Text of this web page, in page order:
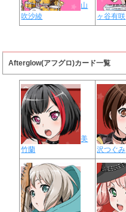
山
吹沙綾
ヶ谷有咲
Afterglow(アフグロ)カード一覧
美
竹蘭
沢つぐみ